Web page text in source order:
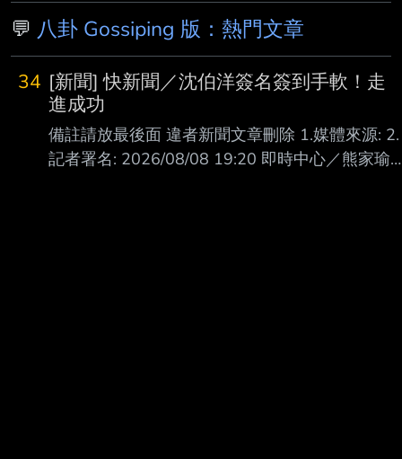
💬 八卦 Gossiping 版：熱門文章
34 [新聞] 快新聞／沈伯洋簽名簽到手軟！走
進成功
備註請放最後面 違者新聞文章刪除 1.媒體來源: 2.
記者署名: 2026/08/08 19:20 即時中心／熊家瑜